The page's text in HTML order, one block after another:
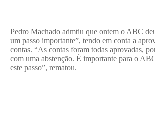
Pedro Machado admtiu que ontem o ABC
um passo importante”, tendo em conta a
contas. “As contas foram todas aprovadas,
com uma abstenção. É importante para o
este passo”, rematou.